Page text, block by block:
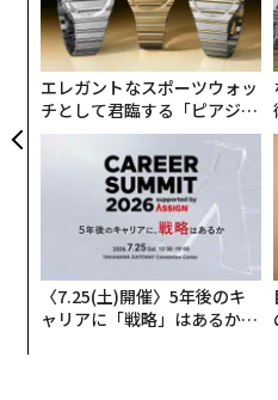
エレガントなスポーツウォッ
チとして君臨する「ピアジ
ェ」ポロの魅力
〈7.25(土)開催〉5年後のキ
ャリアに「戦略」はあるか。